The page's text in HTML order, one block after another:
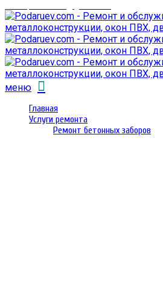
меню
Главная
Услуги ремонта
Ремонт бетонных заборов